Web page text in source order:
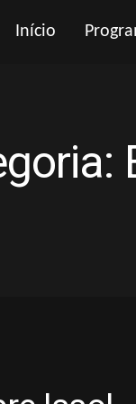
Início